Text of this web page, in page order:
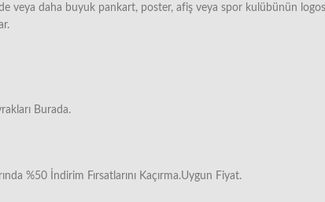
veya daha buyuk pankart, poster, afiş veya spor kulübünün
Burada.
%50 İndirim Fırsatlarını Kaçırma.Uygun Fiyat.